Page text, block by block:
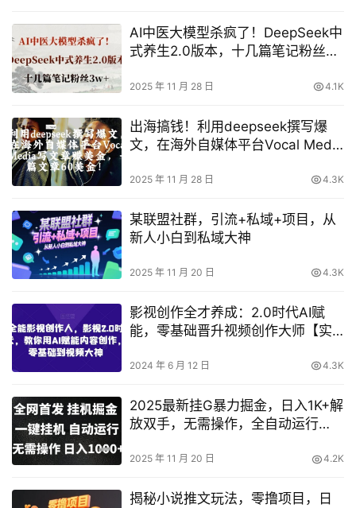
AI中医大模型杀疯了！DeepSeek中
式养生2.0版本，十几篇笔记粉丝
2025 年 11 月 28 日 4.1K
出海搞钱！利用deepseek撰写爆
文，在海外自媒体平台Vocal Media
2025 年 11 月 28 日 4.3K
某联盟社群，引流+私域+项目，从
新人小白到私域大神
2025 年 11 月 20 日 4.3K
影视创作全才养成：2.0时代AI赋
能，零基础晋升视频创作大师【实
2024 年 6 月 12 日 4.3K
2025最新挂G暴力掘金，日入1K+解
放双手，无需操作，全自动运行
2025 年 11 月 20 日 4.2K
揭秘小说推文玩法，零撸项目，日